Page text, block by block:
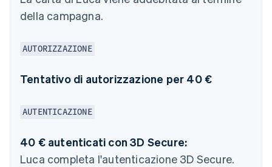
della campagna.
AUTORIZZAZIONE
Tentativo di autorizzazione per 40 €
AUTENTICAZIONE
40 € autenticati con 3D Secure:
Luca completa l'autenticazione 3D Secure.